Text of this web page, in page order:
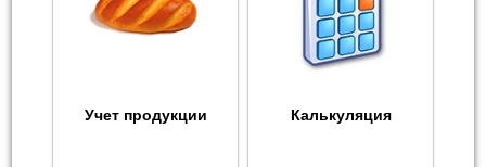
Учет продукции Калькуляция